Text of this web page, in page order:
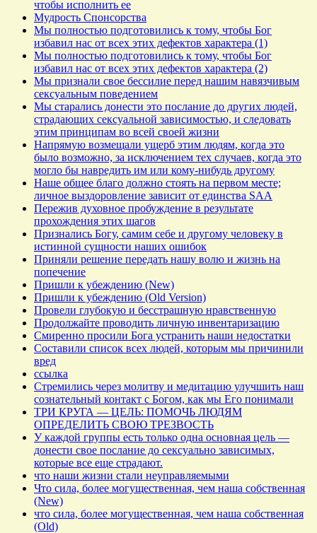
чтобы исполнить ее
Мудрость Спонсорства
Мы полностью подготовились к тому, чтобы Бог
избавил нас от всех этих дефектов характера (1)
Мы полностью подготовились к тому, чтобы Бог
избавил нас от всех этих дефектов характера (2)
Мы признали свое бессилие перед нашим навязчивым
сексуальным поведением
Мы старались донести это послание до других людей,
страдающих сексуальной зависимостью, и следовать
этим принципам во всей своей жизни
Напрямую возмещали ущерб этим людям, когда это
было возможно, за исключением тех случаев, когда это
могло бы навредить им или кому-нибудь другому
Наше общее благо должно стоять на первом месте;
личное выздоровление зависит от единства SAA
Пережив духовное пробуждение в результате
прохождения этих шагов
Признались Богу, самим себе и другому человеку в
истинной сущности наших ошибок
Приняли решение передать нашу волю и жизнь на
попечение
Пришли к убеждению (New)
Пришли к убеждению (Old Version)
Провели глубокую и бесстрашную нравственную
Продолжайте проводить личную инвентаризацию
Смиренно просили Бога устранить наши недостатки
Составили список всех людей, которым мы причинили
вред
ссылка
Стремились через молитву и медитацию улучшить наш
сознательный контакт с Богом, как мы Его понимали
ТРИ КРУГА — ЦЕЛЬ: ПОМОЧЬ ЛЮДЯМ
ОПРЕДЕЛИТЬ СВОЮ ТРЕЗВОСТЬ
У каждой группы есть только одна основная цель —
донести свое послание до сексуально зависимых,
которые все еще страдают.
что наши жизни стали неуправляемыми
Что сила, более могущественная, чем наша собственная
(New)
что сила, более могущественная, чем наша собственная
(Old)